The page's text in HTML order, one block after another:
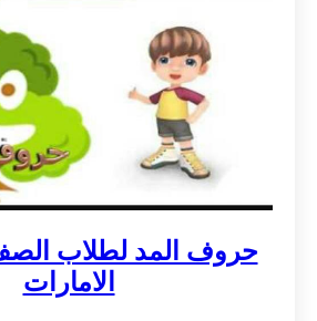
حروف المد لطلاب
الامارات